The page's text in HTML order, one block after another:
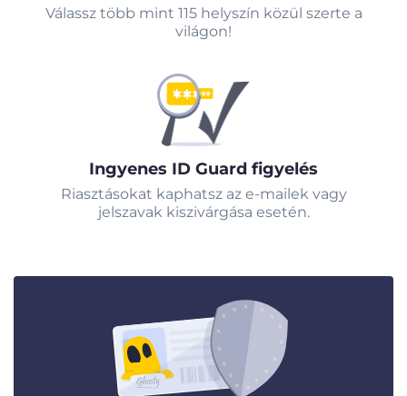
Válassz több mint 115 helyszín közül szerte a
világon!
Ingyenes ID Guard figyelés
Riasztásokat kaphatsz az e-mailek vagy
jelszavak kiszivárgása esetén.